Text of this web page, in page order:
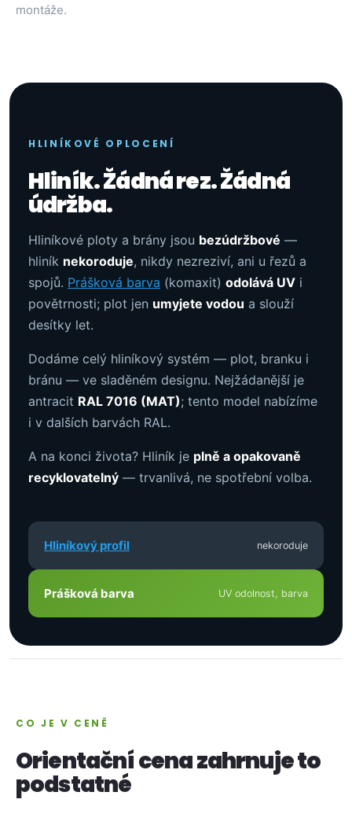
montáže.
HLINÍKOVÉ OPLOCENÍ
Hliník. Žádná rez. Žádná
údržba.
Hliníkové ploty a brány jsou bezúdržbové —
hliník nekoroduje, nikdy nezreziví, ani u řezů a
spojů. Prášková barva (komaxit) odolává UV i
povětrnosti; plot jen umyjete vodou a slouží
desítky let.
Dodáme celý hliníkový systém — plot, branku i
bránu — ve sladěném designu. Nejžádanější je
antracit RAL 7016 (MAT); tento model nabízíme
i v dalších barvách RAL.
A na konci života? Hliník je plně a opakovaně
recyklovatelný — trvanlivá, ne spotřební volba.
Hliníkový profil nekoroduje
Prášková barva UV odolnost, barva
CO JE V CENĚ
Orientační cena zahrnuje to
podstatné